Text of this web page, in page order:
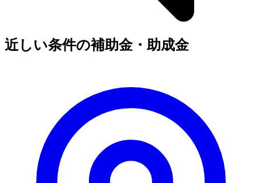
近しい条件の補助金・助成金